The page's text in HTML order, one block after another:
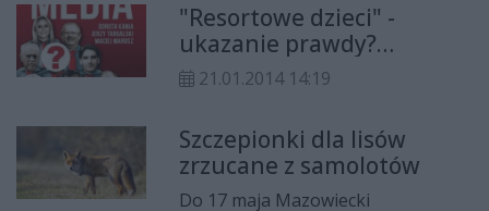
Wojewódzki. Ten drugi wyjątkowo
usilnie próbował wykrzesać z
prezydenta odrobinę ciepła i luzu,
Piotrowska dla Onetu.
"Resortowe dzieci" -
ukazanie prawdy?
Paszkwil? W środę
promocja
21.01.2014 14:19
Szczepionki dla lisów
zrzucane z samolotów
Do 17 maja Mazowiecki